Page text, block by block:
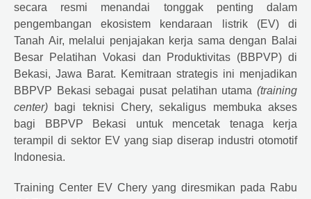
secara resmi menandai tonggak penting dalam
pengembangan ekosistem kendaraan listrik (EV) di
Tanah Air, melalui penjajakan kerja sama dengan Balai
Besar Pelatihan Vokasi dan Produktivitas (BBPVP) di
Bekasi, Jawa Barat. Kemitraan strategis ini menjadikan
BBPVP Bekasi sebagai pusat pelatihan utama (training
center) bagi teknisi Chery, sekaligus membuka akses
bagi BBPVP Bekasi untuk mencetak tenaga kerja
terampil di sektor EV yang siap diserap industri otomotif
Indonesia.
Training Center EV Chery yang diresmikan pada Rabu